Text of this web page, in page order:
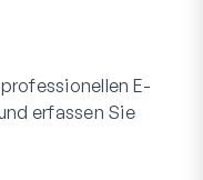
E-
erfassen Sie